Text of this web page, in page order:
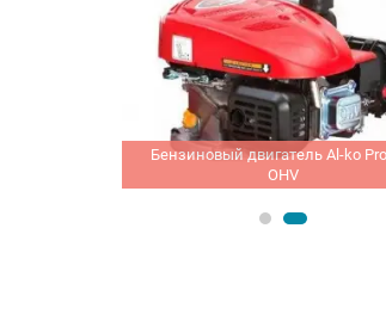
Мотоблок Кентавр МБ 2012ДЭ